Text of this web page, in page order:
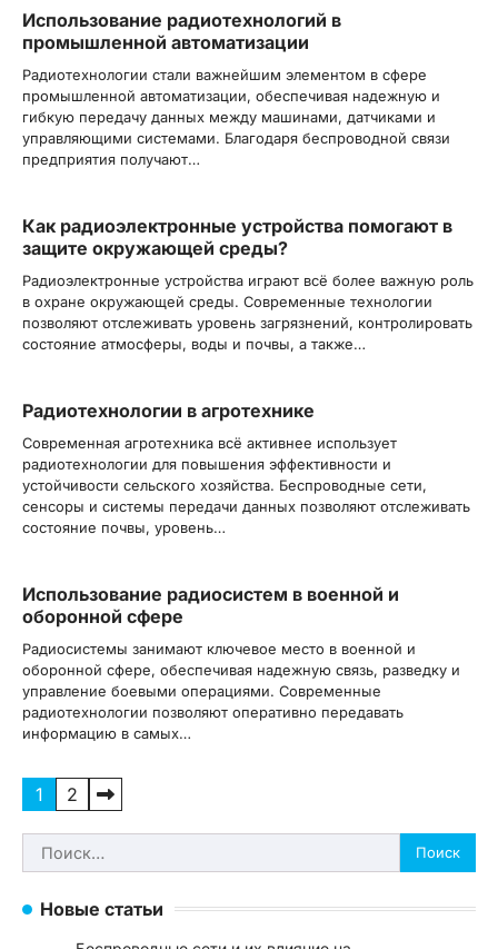
Использование радиотехнологий в
промышленной автоматизации
Радиотехнологии стали важнейшим элементом в сфере
промышленной автоматизации, обеспечивая надежную и
гибкую передачу данных между машинами, датчиками и
управляющими системами. Благодаря беспроводной связи
предприятия получают…
Как радиоэлектронные устройства помогают в
защите окружающей среды?
Радиоэлектронные устройства играют всё более важную роль
в охране окружающей среды. Современные технологии
позволяют отслеживать уровень загрязнений, контролировать
состояние атмосферы, воды и почвы, а также…
Радиотехнологии в агротехнике
Современная агротехника всё активнее использует
радиотехнологии для повышения эффективности и
устойчивости сельского хозяйства. Беспроводные сети,
сенсоры и системы передачи данных позволяют отслеживать
состояние почвы, уровень…
Использование радиосистем в военной и
оборонной сфере
Радиосистемы занимают ключевое место в военной и
оборонной сфере, обеспечивая надежную связь, разведку и
управление боевыми операциями. Современные
радиотехнологии позволяют оперативно передавать
информацию в самых…
Пагинация
записей
1 2
Найти:
Новые статьи